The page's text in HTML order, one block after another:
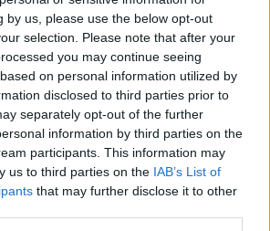
by us, please use the below opt-out
selection. Please note that after your
you may continue seeing
on personal information utilized by
disclosed to third parties prior to
separately opt-out of the further
information by third parties on the
participants. This information may
us to third parties on the IAB’s List of
that may further disclose it to other
ΓΡΊΒΑΣ 5 ημέρες ago
τελικά το Pixel Glow
απόχρωση “Dune” το Pixel 11
ΓΡΊΒΑΣ 6 ημέρες ago